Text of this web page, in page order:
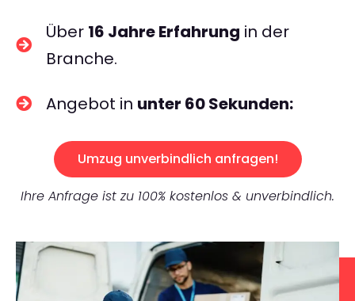
Über 16 Jahre Erfahrung in der
Branche.
Angebot in unter 60 Sekunden:
Umzug unverbindlich anfragen!
Ihre Anfrage ist zu 100% kostenlos & unverbindlich.